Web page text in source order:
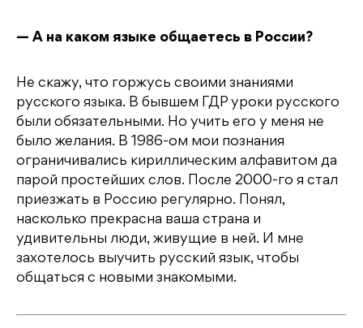
— А на каком языке общаетесь в России?
Не скажу, что горжусь своими знаниями
русского языка. В бывшем ГДР уроки русского
были обязательными. Но учить его у меня не
было желания. В 1986-ом мои познания
ограничивались кириллическим алфавитом да
парой простейших слов. После 2000-го я стал
приезжать в Россию регулярно. Понял,
насколько прекрасна ваша страна и
удивительны люди, живущие в ней. И мне
захотелось выучить русский язык, чтобы
общаться с новыми знакомыми.